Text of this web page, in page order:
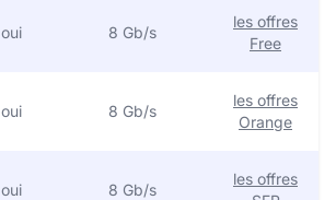
oui 8 Gb/s
les offres
Free
oui 8 Gb/s
les offres
Orange
oui 8 Gb/s
les offres